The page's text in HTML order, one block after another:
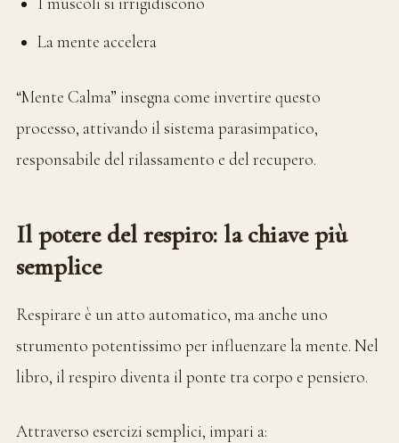
La mente accelera
“Mente Calma” insegna come invertire questo
processo, attivando il sistema parasimpatico,
responsabile del rilassamento e del recupero.
Il potere del respiro: la chiave più
semplice
Respirare è un atto automatico, ma anche uno
strumento potentissimo per influenzare la mente. Nel
libro, il respiro diventa il ponte tra corpo e pensiero.
Attraverso esercizi semplici, impari a: